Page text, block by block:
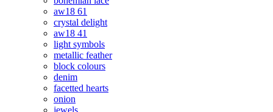
aw18 61
crystal delight
aw18 41
light symbols
metallic feather
block colours
denim
facetted hearts
onion
jewels